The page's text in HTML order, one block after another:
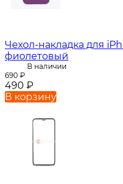
Чехол-накладка для
фиолетовый
В наличии
690 ₽
490 ₽
В корзину